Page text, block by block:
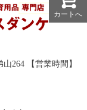
264 【営業時間】
カートへ
カートへ